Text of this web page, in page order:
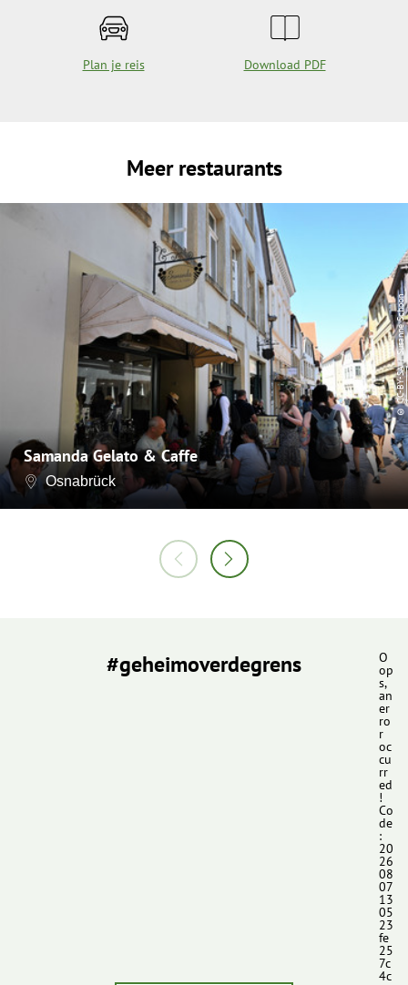
Plan je reis Download PDF
Meer restaurants
Samanda Gelato & Caffe
Osnabrück
©
CC-BY-SA
| Susanne Schoon
#geheimoverdegrens O
op
s,
an
er
ro
r
oc
cu
rr
ed
!
Co
de
:
20
26
08
07
13
05
23
fe
25
7c
4c